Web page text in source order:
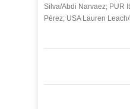
Silva/Abdi Narvaez; PUR
Pérez; USA Lauren